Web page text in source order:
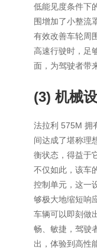
低能见度条件下
围增加了小整流
有效改善车轮周
高速行驶时，足
面，为驾驶者带
(3) 机械
法拉利 575M 拥
间达成了堪称理
衡状态，得益于
不仅如此，该车
控制单元，这一
够极大地缩短响
车辆可以即刻做
畅、敏捷，驾驶
出，体验到高性